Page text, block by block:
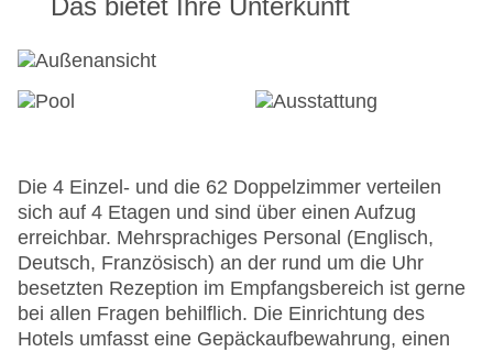
Das bietet Ihre Unterkunft
Die 4 Einzel- und die 62 Doppelzimmer verteilen
sich auf 4 Etagen und sind über einen Aufzug
erreichbar. Mehrsprachiges Personal (Englisch,
Deutsch, Französisch) an der rund um die Uhr
besetzten Rezeption im Empfangsbereich ist gerne
bei allen Fragen behilflich. Die Einrichtung des
Hotels umfasst eine Gepäckaufbewahrung, einen